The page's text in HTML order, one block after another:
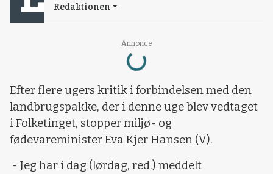
Annonce
Loading...
Redaktionen
Efter flere ugers kritik i forbindelsen med den
landbrugspakke, der i denne uge blev vedtaget
i Folketinget, stopper miljø- og
fødevareminister Eva Kjer Hansen (V).
- Jeg har i dag (lørdag, red.) meddelt